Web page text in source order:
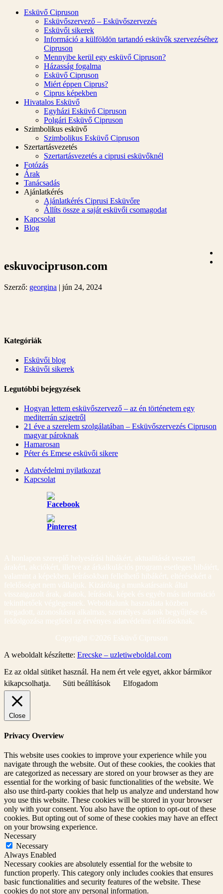
Esküvő Cipruson
Esküvőszervező – Esküvőszervezés
Esküvői sikerek
Információ a külföldön tartandó esküvők szervezéséhez
Cipruson
Mennyibe kerül egy esküvő Cipruson?
Házasság fogalma
Esküvő Cipruson
Miért éppen Ciprus?
Ciprus képekben
Hivatalos Esküvő
Egyházi Esküvő Cipruson
Polgári Esküvő Cipruson
Szimbolikus esküvő
Szimbolikus Esküvő Cipruson
Szertartásvezetés
Szertartásvezetés a ciprusi esküvőknél
Fotózás
Árak
Tanácsadás
Ajánlatkérés
Ajánlatkérés Ciprusi Esküvőre
Állíts össze a saját esküvői csomagodat
Kapcsolat
Blog
eskuvocipruson.com
Szerző: georgina | jún 24, 2024
Kategóriák
Esküvői blog
Esküvői sikerek
Legutóbbi bejegyzések
Hogyan lettem esküvőszervező – az én történetem egy
mediterrán szigetről
21 éve a szerelem szolgálatában – Esküvőszervezés Cipruson
magyar pároknak
Hamarosan
Péter és Emese esküvői sikere
Adatvédelmi nyilatkozat
Kapcsolat
A honlapon szereplő helyesírási hibákért, aktualitását vesztett
árakért, akciókért, illetve az árkalkulációs program esetleges hibáiért,
valamint a képekben, leírásokban fellelhető hibákért, eltérésekért a
felelősséget nem vállaljuk. Kizárólag a munkatársaink által
visszaigazolt árak, adatok, leírások, képek és egyéb más információ
tekinthetőek véglegesnek. Weboldalunk használata közben
megadott, azonosításra alkalmas, személyes adatok begyűjtése és
feldolgozása megfelel az érvényes adatvédelmi előírásoknak.
Copyright ©
2026 Esküvő Cipruson
A weboldalt készítette: Erecske – uzletiweboldal.com
Ez az oldal sütiket használ. Ha nem ért vele egyet, akkor bármikor
kikapcsolhatja.
Süti beállítások Elfogadom
Close
Privacy Overview
This website uses cookies to improve your experience while you
navigate through the website. Out of these cookies, the cookies that
are categorized as necessary are stored on your browser as they are
essential for the working of basic functionalities of the website. We
also use third-party cookies that help us analyze and understand how
you use this website. These cookies will be stored in your browser
only with your consent. You also have the option to opt-out of these
cookies. But opting out of some of these cookies may have an effect
on your browsing experience.
Necessary
Necessary
Always Enabled
Necessary cookies are absolutely essential for the website to
function properly. This category only includes cookies that ensures
basic functionalities and security features of the website. These
cookies do not store any personal information.